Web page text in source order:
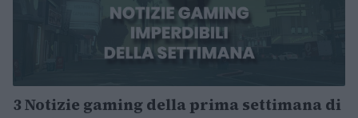
3 Notizie gaming della prima settimana di